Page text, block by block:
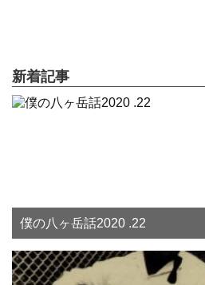
新着記事
僕の八ヶ岳話2020 .22